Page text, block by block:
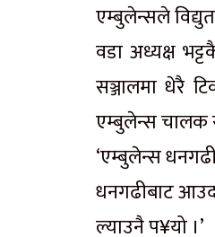
एम्बुलेन्सले
वडा अध्यक्ष
सञ्जालमा धेरै
एम्बुलेन्स चालक
‘एम्बुलेन्स
धनगढीबाट
ल्याउनै प¥यो ।’